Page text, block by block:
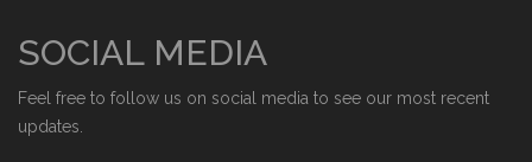
SOCIAL MEDIA
Feel free to follow us on social media to see our most recent
updates.